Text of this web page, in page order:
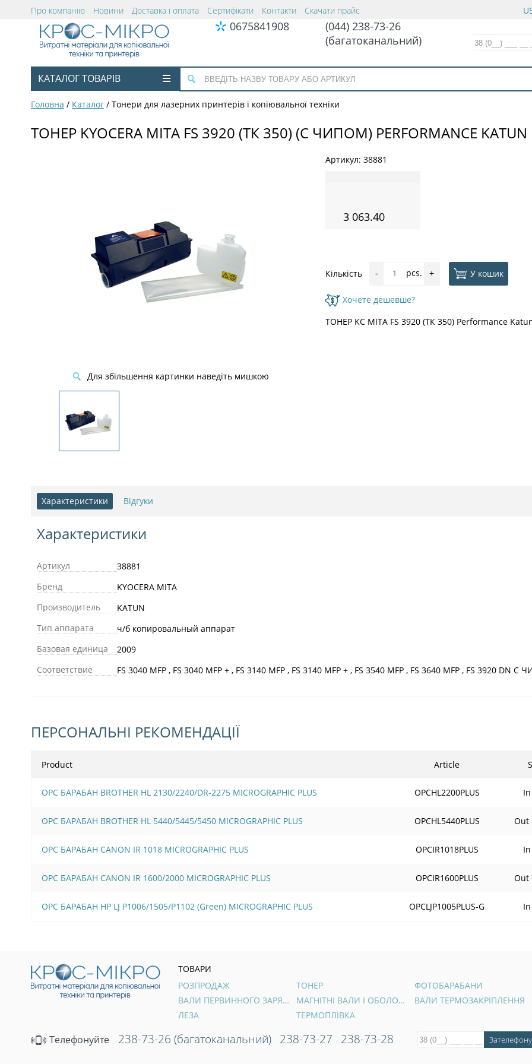
Про компанію Новини Доставка і оплата Сертифікати Контакти Скачати прайс
0675841908
(044) 238-73-26
(багатоканальний)
КАТАЛОГ ТОВАРІВ
Головна / Каталог / Тонери для лазерних принтерів і копіювальної техніки
ТОНЕР KYOCERA MITA FS 3920 (ТК 350) (С ЧИПОМ) PERFORMANCE KATUN
Для збільшення картинки наведіть мишкою
Артикул: 38881
3 063.40
Кількість - pcs. + У кошик
Хочете дешевше?
ТОНЕР KC MITA FS 3920 (ТК 350) Performance
Характеристики Відгуки
Характеристики
Артикул
38881
Бренд
KYOCERA MITA
Производитель
KATUN
Тип аппарата
ч/б копировальный аппарат
Базовая единица
2009
Соответствие
FS 3040 MFP , FS 3040 MFP + , FS 3140 MFP , FS 3140 MFP + , FS 3540 MFP , FS 3640 MFP , FS 3920 DN С
ПЕРСОНАЛЬНІ РЕКОМЕНДАЦІЇ
Product Article
OPC БАРАБАН BROTHER HL 2130/2240/DR-2275 MICROGRAPHIC PLUS OPCHL2200PLUS
OPC БАРАБАН BROTHER HL 5440/5445/5450 MICROGRAPHIC PLUS OPCHL5440PLUS Out
OPC БАРАБАН CANON IR 1018 MICROGRAPHIC PLUS OPCIR1018PLUS
OPC БАРАБАН CANON IR 1600/2000 MICROGRAPHIC PLUS OPCIR1600PLUS Out
OPC БАРАБАН HP LJ P1006/1505/Р1102 (Green) MICROGRAPHIC PLUS OPCLJP1005PLUS-G
ТОВАРИ
РОЗПРОДАЖ
ТОНЕР
ФОТОБАРАБАНИ
ВАЛИ ПЕРВИННОГО ЗАРЯДУ
МАГНІТНІ ВАЛИ І ОБОЛОНКИ
ВАЛИ ТЕРМОЗАКРІПЛЕННЯ
ЛЕЗА
ТЕРМОПЛІВКА
Телефонуйте 238-73-26 (багатоканальний) 238-73-27 238-73-28